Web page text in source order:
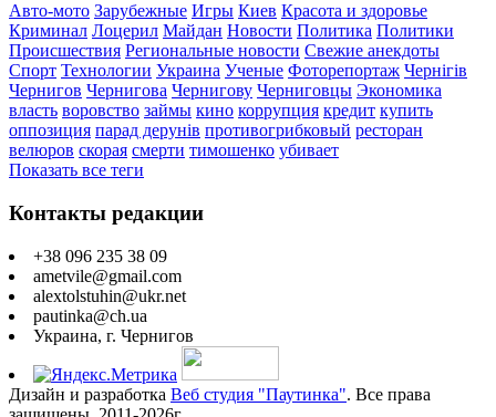
Авто-мото Зарубежные Игры Киев Красота и здоровье
Криминал Лоцерил Майдан Новости Политика Политики
Происшествия Региональные новости Свежие анекдоты
Спорт Технологии Украина Ученые Фоторепортаж Чернігів
Чернигов Чернигова Чернигову Черниговцы Экономика
власть воровство займы кино коррупция кредит купить
оппозиция парад дерунів противогрибковый ресторан
велюров скорая смерти тимошенко убивает
Показать все теги
Контакты редакции
+38 096 235 38 09
ametvile@gmail.com
alextolstuhin@ukr.net
pautinka@ch.ua
Украина, г. Чернигов
Дизайн и разработка Веб студия "Паутинка". Все права